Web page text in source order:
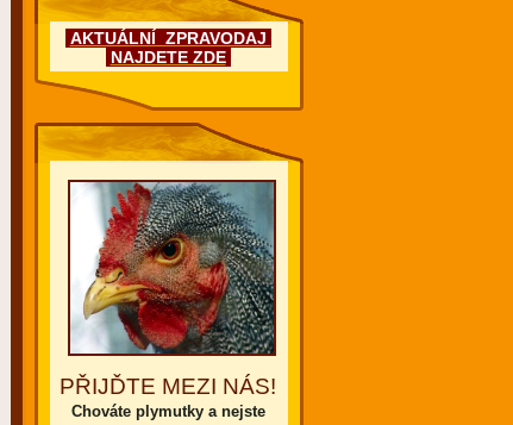
AKTUÁLNÍ ZPRAVODAJ
NAJDETE ZDE
PŘIJĎTE MEZI NÁS!
Chováte plymutky a nejste